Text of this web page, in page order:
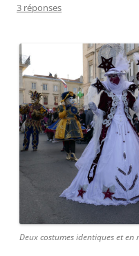
3 réponses
Deux costumes identiques et